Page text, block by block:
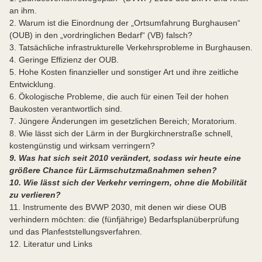
an ihm.
2. Warum ist die Einordnung der „Ortsumfahrung Burghausen“
(OUB) in den „vordringlichen Bedarf“ (VB) falsch?
3. Tatsächliche infrastrukturelle Verkehrsprobleme in Burghausen.
4. Geringe Effizienz der OUB.
5. Hohe Kosten finanzieller und sonstiger Art und ihre zeitliche
Entwicklung.
6. Ökologische Probleme, die auch für einen Teil der hohen
Baukosten verantwortlich sind.
7. Jüngere Änderungen im gesetzlichen Bereich; Moratorium.
8. Wie lässt sich der Lärm in der Burgkirchnerstraße schnell,
kostengünstig und wirksam verringern?
9. Was hat sich seit 2010 verändert, sodass wir heute eine
größere Chance für Lärmschutzmaßnahmen sehen?
10. Wie lässt sich der Verkehr verringern, ohne die Mobilität
zu verlieren?
11. Instrumente des BVWP 2030, mit denen wir diese OUB
verhindern möchten: die (fünfjährige) Bedarfsplanüberprüfung
und das Planfeststellungsverfahren.
12. Literatur und Links